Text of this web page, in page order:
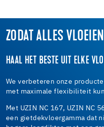
ZODAT ALLES
HAAL HET BESTE UIT ELKE
We verbeteren onze
met maximale flexibiliteit
Met UZIN NC 167, UZIN NC
een gietdekvloergamma dat